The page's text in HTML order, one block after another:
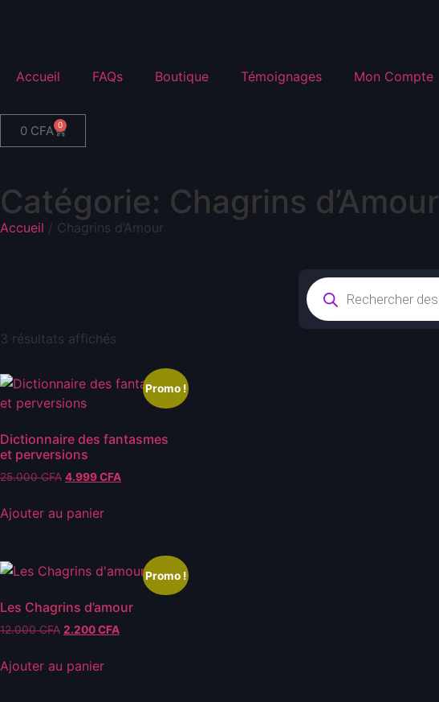
Accueil FAQs Boutique Témoignages Mon Compte
0 CFA 0
Catégorie: Chagrins d’Amour
Accueil / Chagrins d’Amour
3 résultats affichés
Promo !
Dictionnaire des fantasmes
et perversions
25.000CFA 4.999CFA
Ajouter au panier
Promo !
Les Chagrins d’amour
12.000CFA 2.200CFA
Ajouter au panier